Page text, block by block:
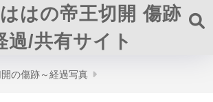
はの帝王切開 傷跡
過/共有サイト
の傷跡～経過写真